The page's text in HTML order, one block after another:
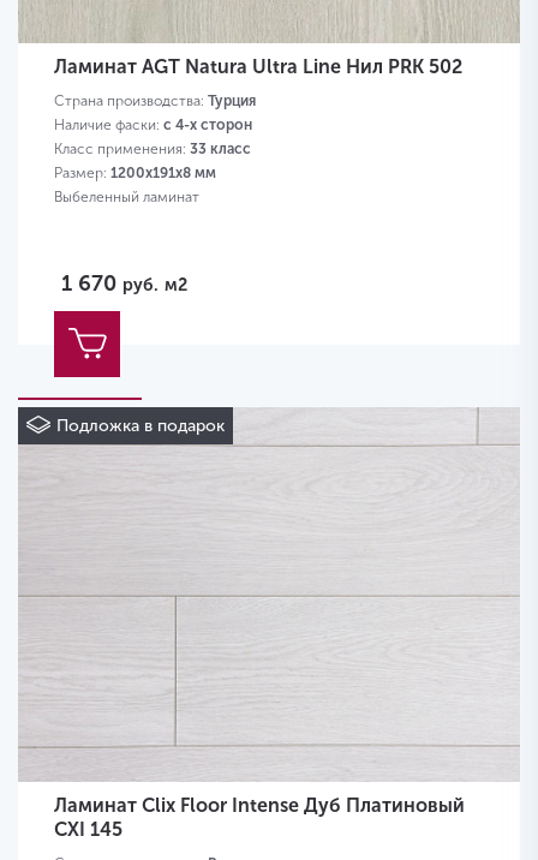
Ламинат AGT Natura Ultra Line Нил PRK 502
Страна производства: Турция
Наличие фаски: с 4-х сторон
Класс применения: 33 класс
Размер: 1200х191х8 мм
Выбеленный ламинат
1 670 руб. м2
Подложка в подарок
Ламинат Clix Floor Intense Дуб Платиновый
CXI 145